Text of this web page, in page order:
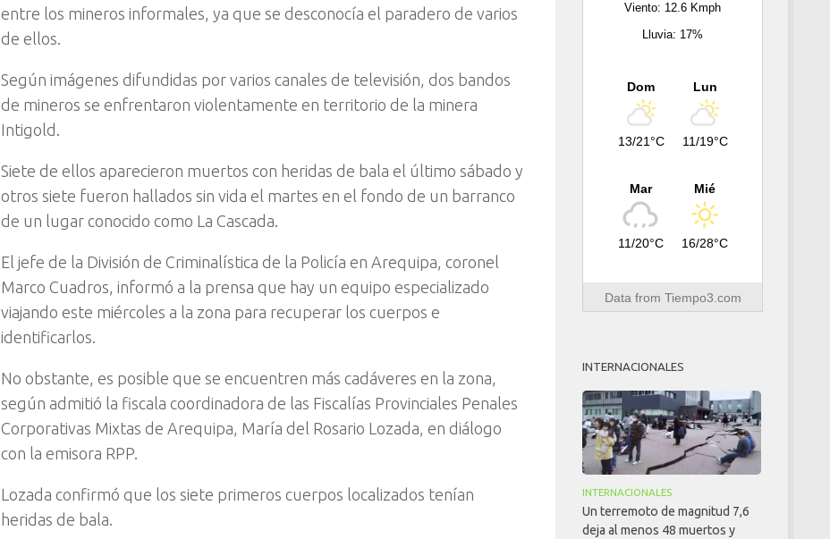
entre los mineros informales, ya que se desconocía el paradero de varios
de ellos.
Según imágenes difundidas por varios canales de televisión, dos bandos
de mineros se enfrentaron violentamente en territorio de la minera
Intigold.
Siete de ellos aparecieron muertos con heridas de bala el último sábado y
otros siete fueron hallados sin vida el martes en el fondo de un barranco
de un lugar conocido como La Cascada.
El jefe de la División de Criminalística de la Policía en Arequipa, coronel
Marco Cuadros, informó a la prensa que hay un equipo especializado
viajando este miércoles a la zona para recuperar los cuerpos e
identificarlos.
No obstante, es posible que se encuentren más cadáveres en la zona,
según admitió la fiscala coordinadora de las Fiscalías Provinciales Penales
Corporativas Mixtas de Arequipa, María del Rosario Lozada, en diálogo
con la emisora RPP.
Lozada confirmó que los siete primeros cuerpos localizados tenían
heridas de bala.
Viento: 12.6 Kmph
Lluvia: 17%
Dom
13/21°C
Lun
11/19°C
Mar
11/20°C
Mié
16/28°C
Data from Tiempo3.com
INTERNACIONALES
INTERNACIONALES
Un terremoto de magnitud 7,6
deja al menos 48 muertos y